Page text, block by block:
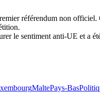
référendum non officiel.
le sentiment anti-UE et a
MaltePays-Bas